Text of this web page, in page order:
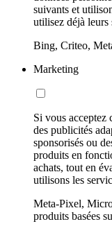
suivants et
utilisez déjà leurs
Bing, Criteo,
Marketing
Si vous acceptez
des publicités
sponsorisés ou
produits en
achats, tout en
utilisons les
Meta-Pixel,
produits basées